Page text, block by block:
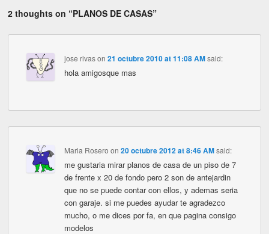
2 thoughts on “PLANOS DE CASAS”
jose rivason 21 octubre 2010 at 11:08 AM said:
hola amigosque mas
Maria Rosero on 20 octubre 2012 at 8:46 AM said:
me gustaria mirar planos de casa de un piso de 7
de frente x 20 de fondo pero 2 son de antejardin
que no se puede contar con ellos, y ademas seria
con garaje. si me puedes ayudar te agradezco
mucho, o me dices por fa, en que pagina consigo
modelos